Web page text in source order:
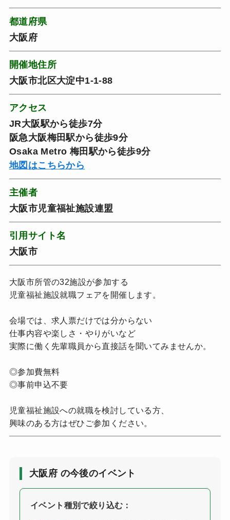
都道府県
大阪府
開催地住所
大阪市北区大淀中1-1-88
アクセス
JR大阪駅から徒歩7分
阪急大阪梅田駅から徒歩9分
Osaka Metro 梅田駅から徒歩9分
地図はこちらから
主催者
大阪市児童福祉施設連盟
引用サイト名
大阪市
大阪市所管の32施設が参加する
児童福祉施設就職フェアを開催します。
会場では、求人票だけでは分からない
仕事内容や楽しさ・やりがいなど
実際に働く先輩職員から直接話を聞いてみませんか。
◎参加費無料
◎事前申込不要
児童福祉施設への就職を検討している方、
興味のある方はぜひご参加ください。
大阪府 の今後のイベント
イベント種別で絞り込む：